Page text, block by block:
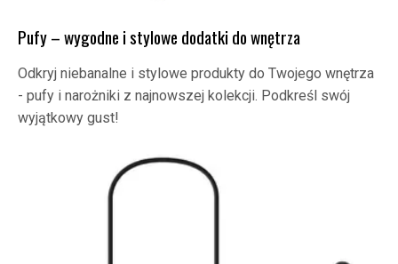
Pufy – wygodne i stylowe dodatki do wnętrza
Odkryj niebanalne i stylowe produkty do Twojego wnętrza
- pufy i narożniki z najnowszej kolekcji. Podkreśl swój
wyjątkowy gust!